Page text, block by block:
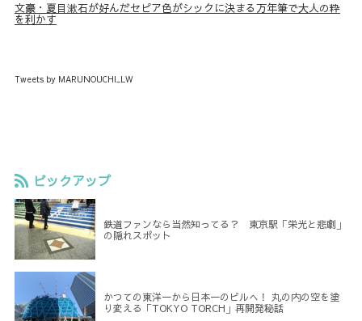
文豪・夏目漱石が好んだセピア色がシックに決まる万年筆で大人の粋
を利かす
Tweets by MARUNOUCHI_LW
ピックアップ
鉄道ファンなら当然知ってる？ 東京駅「栄光と悲劇」
の隠れスポット
かつての東洋一から日本一のビルへ！ 丸の内の空を塗
り変える「TOKYO TORCH」再開発秘話